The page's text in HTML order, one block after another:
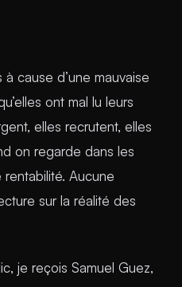
cause d’une mauvaise
ont mal lu leurs
elles recrutent, elles
on regarde dans les
rentabilité. Aucune
sur la réalité des
je reçois Samuel Guez,